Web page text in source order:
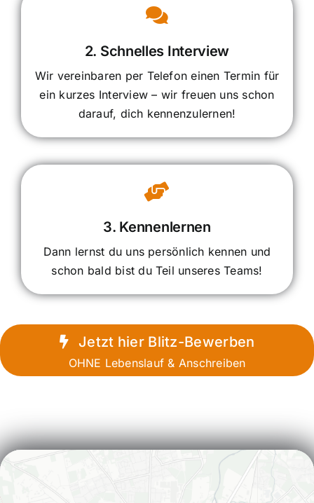
2. Schnelles Interview
Wir vereinbaren per Telefon einen Termin für
ein kurzes Interview – wir freuen uns schon
darauf, dich kennenzulernen!
3. Kennenlernen
Dann lernst du uns persönlich kennen und
schon bald bist du Teil unseres Teams!
Jetzt hier Blitz-Bewerben
OHNE Lebenslauf & Anschreiben